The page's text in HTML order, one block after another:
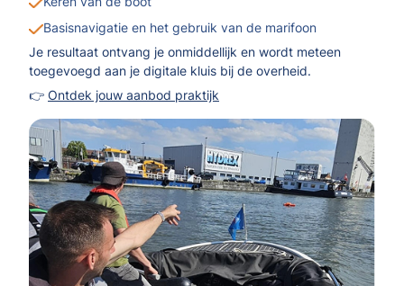
Basisnavigatie en het gebruik van de marifoon
Je resultaat ontvang je onmiddellijk en wordt meteen
toegevoegd aan je digitale kluis bij de overheid.
👉 Ontdek jouw aanbod praktijk